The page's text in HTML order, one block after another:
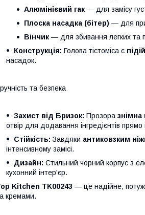
Алюмінієвий гак — для замісу
Плоска насадка (бітер) — для
Вінчик — для збивання легких та
Конструкція: Голова тістоміса є
насадок.
та безпека
Захист від Бризок: Прозора знімна
отвір для додавання інгредієнтів прямо
Стійкість: Завдяки антиковзким
інтенсивному замісі.
Дизайн: Стильний чорний корпус з
кухонний інтер'єр.
Kitchen TK00243 — це надійне,
кремами.